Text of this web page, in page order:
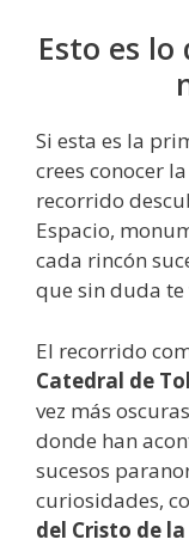
Esto es
Si esta es la
crees conocer
recorrido
Espacio,
cada rincón
que sin duda
El recorrido
Catedral de
vez más
donde han
sucesos
curiosidades,
del Cristo de